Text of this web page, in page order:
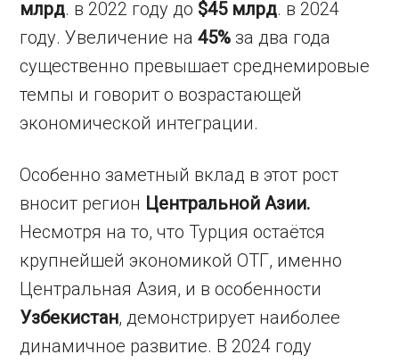
млрд. в 2022 году до $45 млрд. в 2024
году. Увеличение на45% за два года
существенно превышает среднемировые
темпы и говорит о возрастающей
экономической интеграции.
Особенно заметный вклад в этот рост
вносит регион Центральной Азии.
Несмотря на то, что Турция остаётся
крупнейшей экономикой ОТГ, именно
Центральная Азия, и в особенности
Узбекистан, демонстрирует наиболее
динамичное развитие. В 2024 году